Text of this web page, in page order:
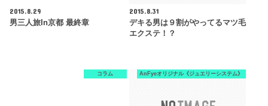
2015.8.29
男三人旅in京都 最終章
2015.8.31
デキる男は９割がやってるマツ毛
エクステ！？
コラム AnFyeオリジナル《ジュエリーシステム》